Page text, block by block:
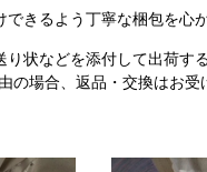
きるよう丁寧な梱包を心
状などを添付して出荷す
場合、返品・交換はお受